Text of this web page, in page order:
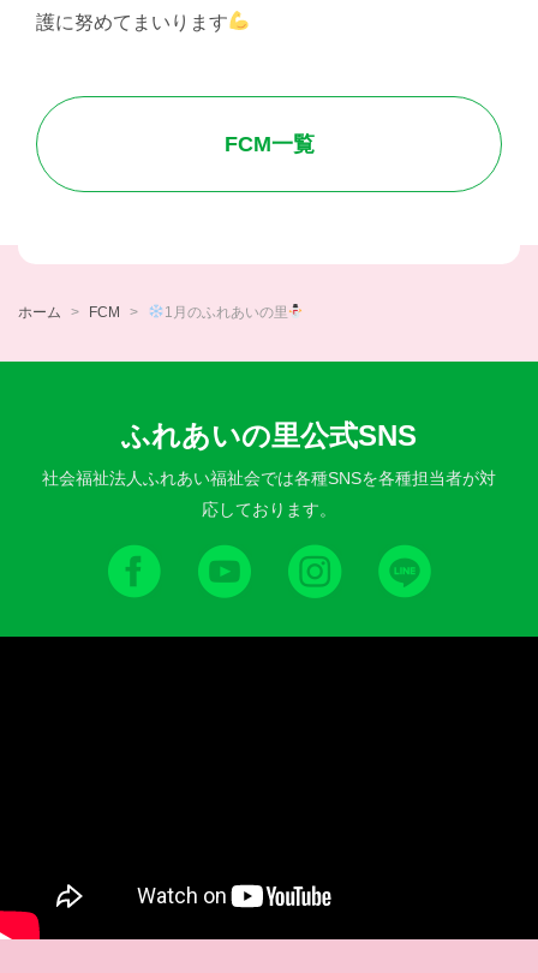
護に努めてまいります
FCM一覧
ホーム FCM 1月のふれあいの里
ふれあいの里公式SNS
社会福祉法人ふれあい福祉会では各種SNSを各種担当者が対
応しております。